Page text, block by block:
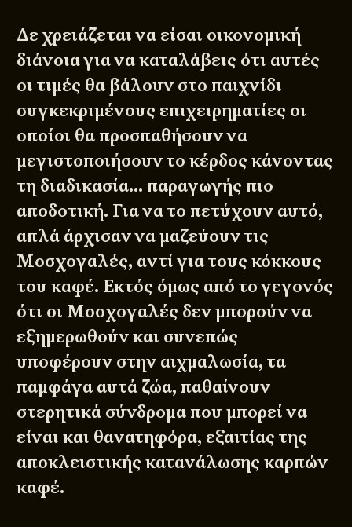
Δε χρειάζεται να είσαι οικονομική
διάνοια για να καταλάβεις ότι αυτές
οι τιμές θα βάλουν στο παιχνίδι
συγκεκριμένους επιχειρηματίες οι
οποίοι θα προσπαθήσουν να
μεγιστοποιήσουν το κέρδος κάνοντας
τη διαδικασία… παραγωγής πιο
αποδοτική. Για να το πετύχουν αυτό,
απλά άρχισαν να μαζεύουν τις
Μοσχογαλές, αντί για τους κόκκους
του καφέ. Εκτός όμως από το γεγονός
ότι οι Μοσχογαλές δεν μπορούν να
εξημερωθούν και συνεπώς
υποφέρουν στην αιχμαλωσία, τα
παμφάγα αυτά ζώα, παθαίνουν
στερητικά σύνδρομα που μπορεί να
είναι και θανατηφόρα, εξαιτίας της
αποκλειστικής κατανάλωσης καρπών
καφέ.